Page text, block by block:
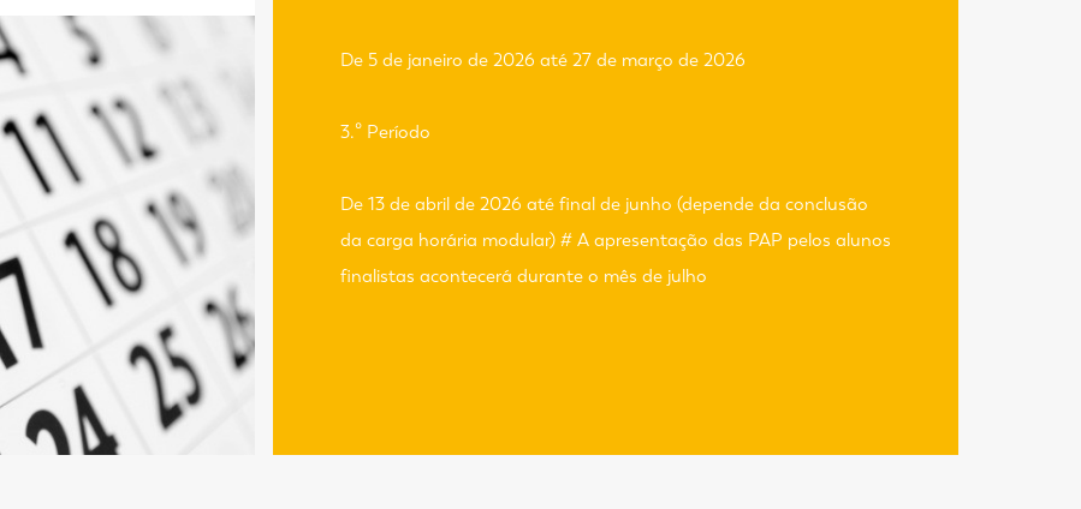
De 5 de janeiro de 2026 até 27 de março de 2026
3.º Período
De 13 de abril de 2026 até final de junho (depende da conclusão
da carga horária modular) # A apresentação das PAP pelos alunos
finalistas acontecerá durante o mês de julho